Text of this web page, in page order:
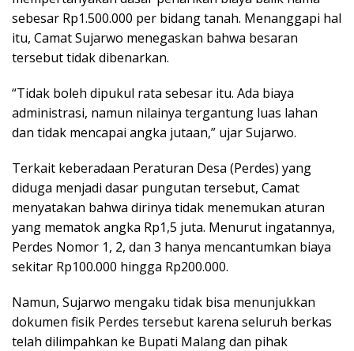
sebesar Rp1.500.000 per bidang tanah. Menanggapi hal
itu, Camat Sujarwo menegaskan bahwa besaran
tersebut tidak dibenarkan.
“Tidak boleh dipukul rata sebesar itu. Ada biaya
administrasi, namun nilainya tergantung luas lahan
dan tidak mencapai angka jutaan,” ujar Sujarwo.
Terkait keberadaan Peraturan Desa (Perdes) yang
diduga menjadi dasar pungutan tersebut, Camat
menyatakan bahwa dirinya tidak menemukan aturan
yang mematok angka Rp1,5 juta. Menurut ingatannya,
Perdes Nomor 1, 2, dan 3 hanya mencantumkan biaya
sekitar Rp100.000 hingga Rp200.000.
Namun, Sujarwo mengaku tidak bisa menunjukkan
dokumen fisik Perdes tersebut karena seluruh berkas
telah dilimpahkan ke Bupati Malang dan pihak